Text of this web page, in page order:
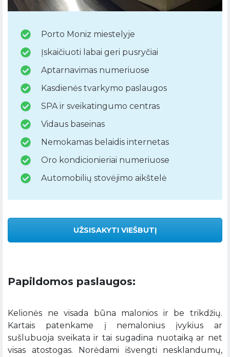
Porto Moniz miestelyje
Įskaičiuoti labai geri pusryčiai
Aptarnavimas numeriuose
Kasdienės tvarkymo paslaugos
SPA ir sveikatingumo centras
Vidaus baseinas
Nemokamas belaidis internetas
Oro kondicionieriai numeriuose
Automobilių stovėjimo aikštelė
UŽSISAKYTI VIEŠBUTĮ
Papildomos paslaugos:
Kelionės ne visada būna malonios ir be trikdžių.
Kartais patenkame į nemalonius įvykius ar
sušlubuoja sveikata ir tai sugadina nuotaiką ar net
visas atostogas. Norėdami išvengti nesklandumų,